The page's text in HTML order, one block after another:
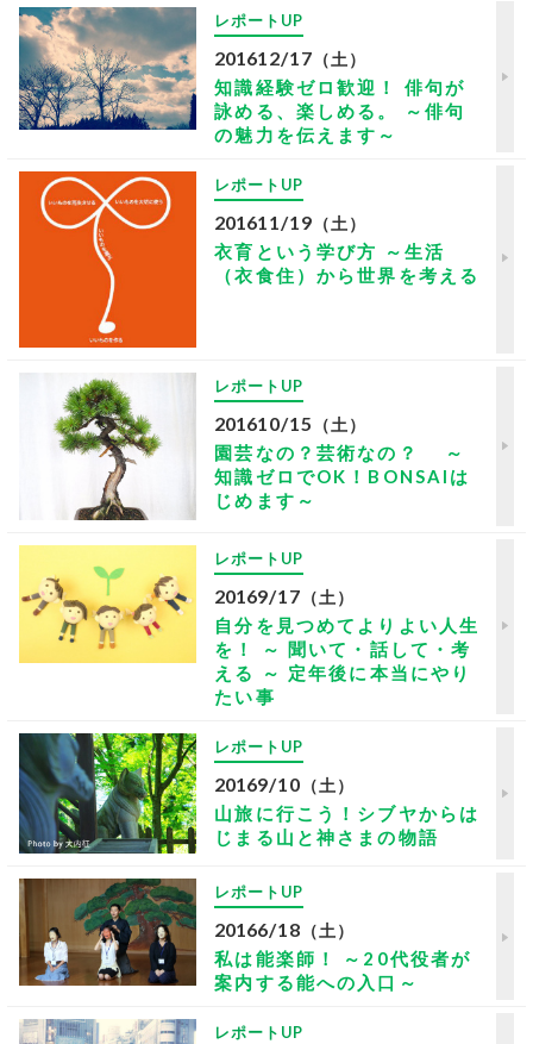
レポートUP
201612/17 （土）
知識経験ゼロ歓迎！ 俳句が
詠める、楽しめる。 ～俳句
の魅力を伝えます～
レポートUP
201611/19 （土）
衣育という学び方 ～生活
（衣食住）から世界を考える
レポートUP
201610/15 （土）
園芸なの？芸術なの？ ～
知識ゼロでOK！BONSAIは
じめます～
レポートUP
20169/17 （土）
自分を見つめてよりよい人生
を！ ～ 聞いて・話して・考
える ～ 定年後に本当にやり
たい事
レポートUP
20169/10 （土）
山旅に行こう！シブヤからは
じまる山と神さまの物語
レポートUP
20166/18 （土）
私は能楽師！ ～20代役者が
案内する能への入口～
レポートUP